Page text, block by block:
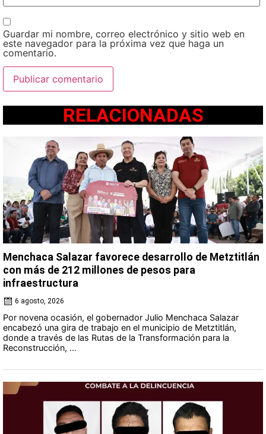
Guardar mi nombre, correo electrónico y sitio web en
este navegador para la próxima vez que haga un
comentario.
RELACIONADAS
Menchaca Salazar favorece desarrollo de Metztitlán
con más de 212 millones de pesos para
infraestructura
6 agosto, 2026
Por novena ocasión, el gobernador Julio Menchaca Salazar
encabezó una gira de trabajo en el municipio de Metztitlán,
donde a través de las Rutas de la Transformación para la
Reconstrucción, ...